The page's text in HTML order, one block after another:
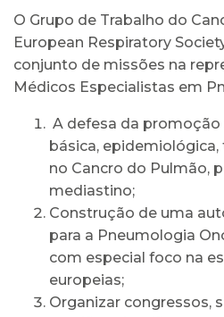
O Grupo de Trabalho do
European Respiratory
conjunto de missões na
Médicos Especialistas em
A defesa da
básica, epidemiológica,
no Cancro do Pulmão,
mediastino;
Construção de uma
para a Pneumologia
com especial foco na
europeias;
Organizar congressos,